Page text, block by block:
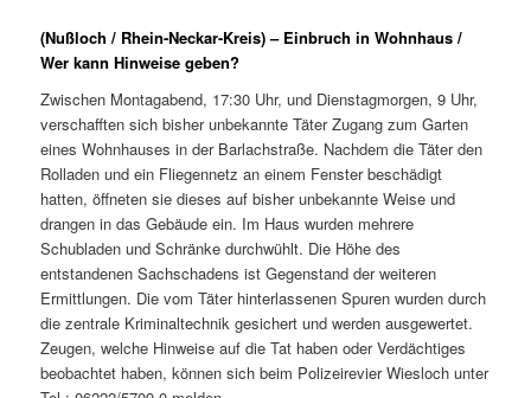
(Nußloch / Rhein-Neckar-Kreis) – Einbruch in Wohnhaus /
Wer kann Hinweise geben?
Zwischen Montagabend, 17:30 Uhr, und Dienstagmorgen, 9 Uhr,
verschafften sich bisher unbekannte Täter Zugang zum Garten
eines Wohnhauses in der Barlachstraße. Nachdem die Täter den
Rolladen und ein Fliegennetz an einem Fenster beschädigt
hatten, öffneten sie dieses auf bisher unbekannte Weise und
drangen in das Gebäude ein. Im Haus wurden mehrere
Schubladen und Schränke durchwühlt. Die Höhe des
entstandenen Sachschadens ist Gegenstand der weiteren
Ermittlungen. Die vom Täter hinterlassenen Spuren wurden durch
die zentrale Kriminaltechnik gesichert und werden ausgewertet.
Zeugen, welche Hinweise auf die Tat haben oder Verdächtiges
beobachtet haben, können sich beim Polizeirevier Wiesloch unter